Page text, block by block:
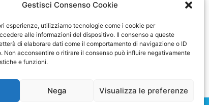
Gestisci Consenso Cookie
esperienze, utilizziamo tecnologie come i cookie per
alle informazioni del dispositivo. Il consenso a queste
di elaborare dati come il comportamento di navigazione o ID
Non acconsentire o ritirare il consenso può influire negativamente
e funzioni.
Nega Visualizza le preferenze